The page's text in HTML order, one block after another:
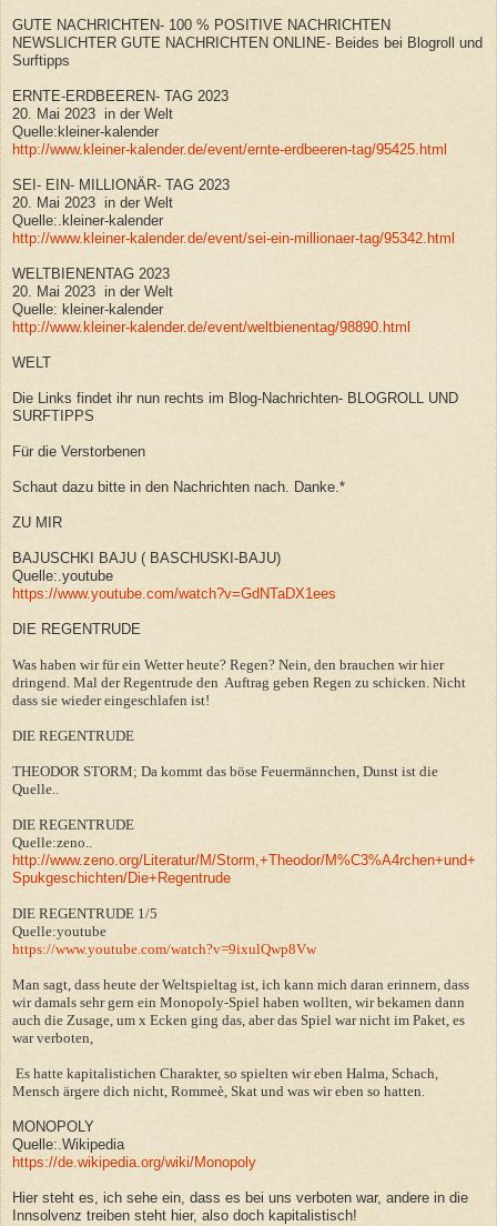
GUTE NACHRICHTEN- 100 % POSITIVE NACHRICHTEN
NEWSLICHTER GUTE NACHRICHTEN ONLINE- Beides bei Blogroll und
Surftipps
ERNTE-ERDBEEREN- TAG 2023
20. Mai 2023 in der Welt
Quelle:kleiner-kalender
http://www.kleiner-kalender.de/event/ernte-erdbeeren-tag/95425.html
SEI- EIN- MILLIONÄR- TAG 2023
20. Mai 2023 in der Welt
Quelle:.kleiner-kalender
http://www.kleiner-kalender.de/event/sei-ein-millionaer-tag/95342.html
WELTBIENENTAG 2023
20. Mai 2023 in der Welt
Quelle: kleiner-kalender
http://www.kleiner-kalender.de/event/weltbienentag/98890.html
WELT
Die Links findet ihr nun rechts im Blog-Nachrichten- BLOGROLL UND
SURFTIPPS
Für die Verstorbenen
Schaut dazu bitte in den Nachrichten nach. Danke.*
ZU MIR
BAJUSCHKI BAJU ( BASCHUSKI-BAJU)
Quelle:.youtube
https://www.youtube.com/watch?v=GdNTaDX1ees
DIE REGENTRUDE
Was haben wir für ein Wetter heute? Regen? Nein, den brauchen wir hier
dringend. Mal der Regentrude den Auftrag geben Regen zu schicken. Nicht
dass sie wieder eingeschlafen ist!
DIE REGENTRUDE
THEODOR STORM; Da kommt das böse Feuermännchen, Dunst ist die
Quelle..
DIE REGENTRUDE
Quelle:zeno..
http://www.zeno.org/Literatur/M/Storm,+Theodor/M%C3%A4rchen+und+
Spukgeschichten/Die+Regentrude
DIE REGENTRUDE 1/5
Quelle:youtube
https://www.youtube.com/watch?v=9ixulQwp8Vw
Man sagt, dass heute der Weltspieltag ist, ich kann mich daran erinnern, dass
wir damals sehr gern ein Monopoly-Spiel haben wollten, wir bekamen dann
auch die Zusage, um x Ecken ging das, aber das Spiel war nicht im Paket, es
war verboten,
Es hatte kapitalistichen Charakter, so spielten wir eben Halma, Schach,
Mensch ärgere dich nicht, Rommeè, Skat und was wir eben so hatten.
MONOPOLY
Quelle:.Wikipedia
https://de.wikipedia.org/wiki/Monopoly
Hier steht es, ich sehe ein, dass es bei uns verboten war, andere in die
Innsolvenz treiben steht hier, also doch kapitalistisch!